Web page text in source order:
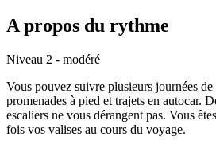
A propos du rythme
Niveau 2 - modéré
Vous pouvez suivre plusieurs journées
promenades à pied et trajets en autocar.
escaliers ne vous dérangent pas. Vous
fois vos valises au cours du voyage.